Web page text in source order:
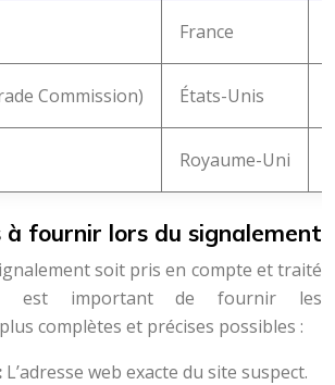
France
Commission) États-Unis
Royaume-Uni
fournir lors du signalement
soit pris en compte et traité
il est important de fournir les
complètes et précises possibles :
L’adresse web exacte du site suspect.